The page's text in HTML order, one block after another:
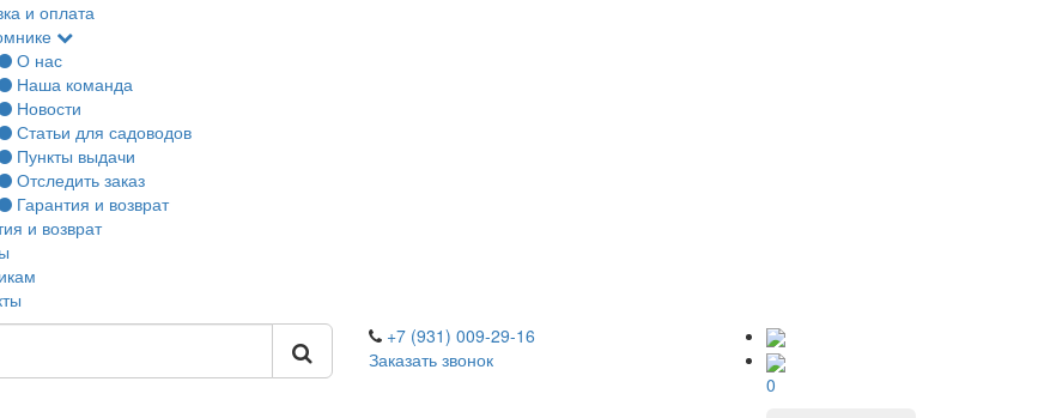
и оплата
О нас
Наша команда
Новости
Статьи для садоводов
Пункты выдачи
Отследить заказ
Гарантия и возврат
и возврат
+7 (931) 009-29-16
Заказать звонок
0